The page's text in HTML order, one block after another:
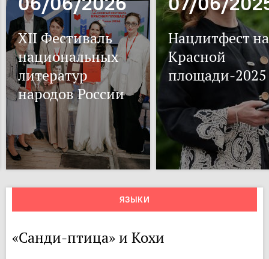
XII Фестиваль
национальных
литератур
народов России
Нацлитфест на
Красной
площади-2025
ЯЗЫКИ
«Санди-птица» и Кохи